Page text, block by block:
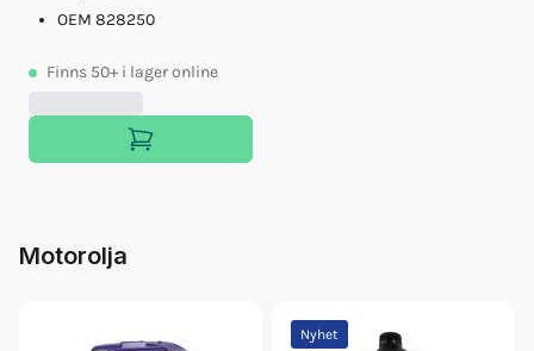
OEM 828250
Finns 50+ i lager online
Motorolja
Nyhet